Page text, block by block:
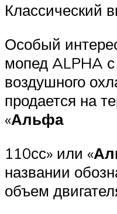
Классический
Особый
мопед ALPHA с
воздушного
продается на
«Альфа
110сс» или «
названии
объем